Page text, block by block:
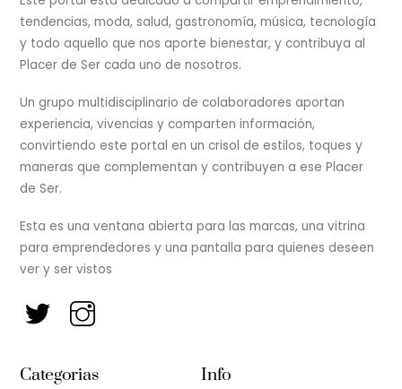
tendencias, moda, salud, gastronomía, música, tecnología
y todo aquello que nos aporte bienestar, y contribuya al
Placer de Ser cada uno de nosotros.
Un grupo multidisciplinario de colaboradores aportan
experiencia, vivencias y comparten información,
convirtiendo este portal en un crisol de estilos, toques y
maneras que complementan y contribuyen a ese Placer
de Ser.
Esta es una ventana abierta para las marcas, una vitrina
para emprendedores y una pantalla para quienes deseen
ver y ser vistos
Categorias Info